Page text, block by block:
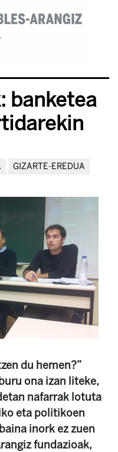
banketea
GIZARTE-EREDUA
du hemen?”
ona izan liteke,
nafarrak lotuta
eta politikoen
inork ez zuen
fundazioak,